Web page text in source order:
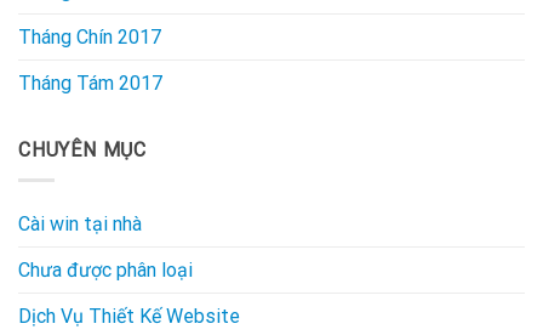
Tháng Chín 2017
Tháng Tám 2017
CHUYÊN MỤC
Cài win tại nhà
Chưa được phân loại
Dịch Vụ Thiết Kế Website